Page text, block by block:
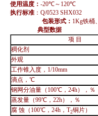
使用温度： -20℃～ 120℃
执行标准 ：Q/0523 SHX032
包装形式： 1Kg铁桶、
典型数据
项 目
稠化剂
外观
工作锥入度， 1/10mm
滴点，℃
钢网分油量（ 100℃，24h），％
蒸发量（99℃，22h），％
腐 蚀（ 100℃，24h ，T2铜片）